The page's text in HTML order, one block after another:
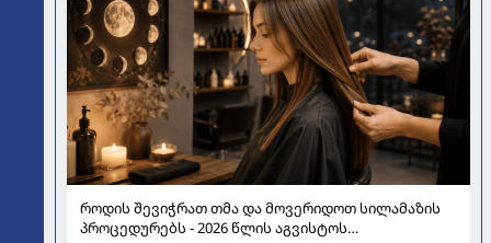
როდის შევიჭრათ თმა და მოვერიდოთ სილამაზის
პროცედურებს - 2026 წლის აგვისტოს